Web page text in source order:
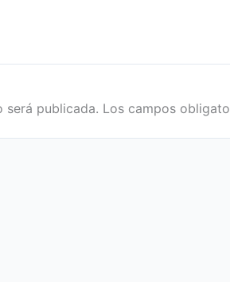
será publicada. Los campos